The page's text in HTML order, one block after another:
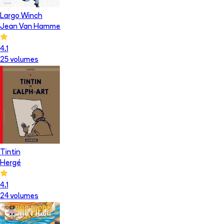
Largo Winch
Jean Van Hamme
4.1
25 volumes
Tintin
Hergé
4.1
24 volumes